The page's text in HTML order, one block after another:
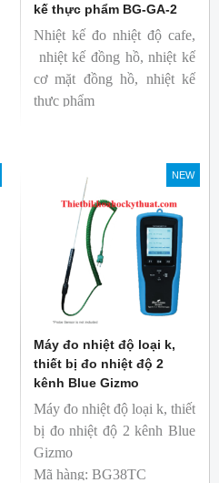
kế thực phẩm BG-GA-2
Nhiệt kế đo nhiệt độ cafe,
nhiệt kế đồng hồ, nhiệt kế
cơ mặt đồng hồ, nhiệt kế
thực phẩm
NEW
Máy đo nhiệt độ loại k,
thiết bị đo nhiệt độ 2
kênh Blue Gizmo
Máy đo nhiệt độ loại k, thiết
bị đo nhiệt độ 2 kênh Blue
Gizmo
Mã hàng: BG38TC